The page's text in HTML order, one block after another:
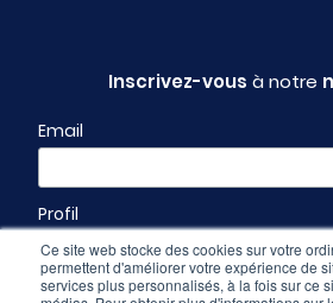
Ce site web stocke des cookies sur votre
permettent d'améliorer votre expérience de
services plus personnalisés, à la fois sur ce
Inscrivez-vous à notre
Email
Profil